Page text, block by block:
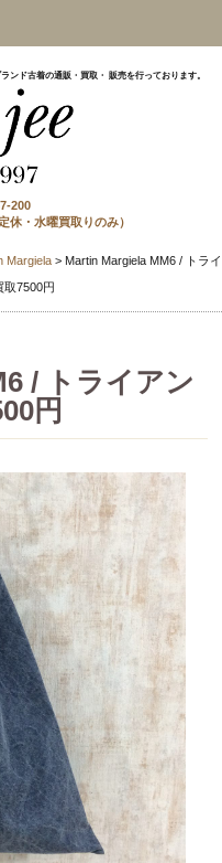
ンド古着の通販・買取・ 販売を行っております。
200
休・水曜買取りのみ）
Margiela > Martin Margiela MM6 / トライ
取7500円
/ トライアン
円